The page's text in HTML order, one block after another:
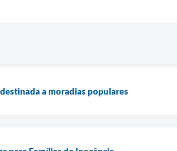
a moradias populares